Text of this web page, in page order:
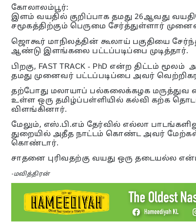
கோலாலம்பூர்:
இளம் வயதில் குறிப்பாக தமது 26ஆவது
சமூகத்திற்கும் பெருமை சேர்த்துள்ளார்
ஜொகூர் மாநிலத்தின் கூலாய் பகுதியை
ஆண்டு இளங்கலை பட்டப்படிப்பை முடித்தார்.
பிறகு, FAST TRACK - PhD என்ற திட்டம்
தமது முனைவர் பட்டப்படிப்பை அவர்
தற்போது மலாயாப் பல்கலைக்கழக மருத்துவ
உள்ள ஒரு தமிழ்ப்பள்ளியில் கல்வி கற்க
விளங்கினார்.
மேலும், எஸ்.பி.எம் தேர்வில் எல்லா
துறையில் அதீத நாட்டம் கொண்ட அவர்
கொண்டார்.
சாதனை புரிவதற்கு வயது ஒரு தடையல்ல
-மவித்திரன்